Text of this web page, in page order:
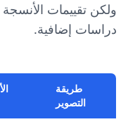
ولكن تقييمات
دراسات إضافية.
طريقة
التصوير